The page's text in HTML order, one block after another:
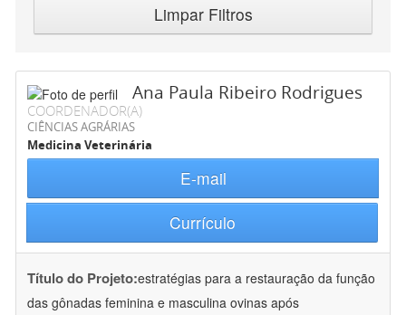
Limpar Filtros
Ana Paula Ribeiro Rodrigues
COORDENADOR(A)
CIÊNCIAS AGRÁRIAS
Medicina Veterinária
E-mail
Currículo
Título do Projeto:estratégias para a restauração da função
das gônadas feminina e masculina ovinas após